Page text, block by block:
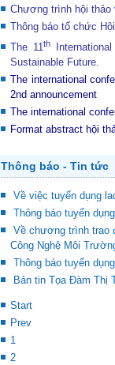
Chương trình hội thảo
Thông báo tổ chức
The 11thInternational
Sustainable Future.
The international
2nd announcement
The international
Format abstract hội
Thông báo - Tin tức
Về việc tuyển dụng
Thông báo tuyển
Về chương trình trao
Công Nghệ Môi
Thông báo tuyển
Bản tin Tọa Đàm Thị
Start
Prev
1
2